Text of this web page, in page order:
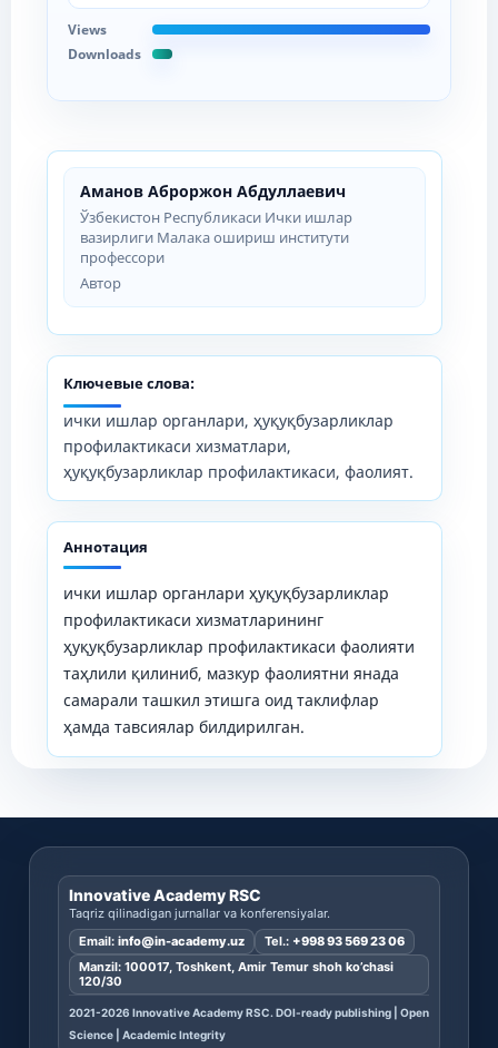
Аманов Аброржон Абдуллаевич
Ўзбекистон Республикаси Ички ишлар
вазирлиги Малака ошириш институти
профессори
Автор
Ключевые слова:
ички ишлар органлари, ҳуқуқбузарликлар
профилактикаси хизматлари,
ҳуқуқбузарликлар профилактикаси, фаолият.
Аннотация
ички ишлар органлари ҳуқуқбузарликлар
профилактикаси хизматларининг
ҳуқуқбузарликлар профилактикаси фаолияти
таҳлили қилиниб, мазкур фаолиятни янада
самарали ташкил этишга оид таклифлар
ҳамда тавсиялар билдирилган.
Views
Downloads
Innovative Academy RSC
Taqriz qilinadigan jurnallar va konferensiyalar.
Email: info@in-academy.uz Tel.: +998 93 569 23 06
Manzil: 100017, Toshkent, Amir Temur shoh ko’chasi
120/30
2021-2026 Innovative Academy RSC. DOI-ready publishing | Open
Science | Academic Integrity